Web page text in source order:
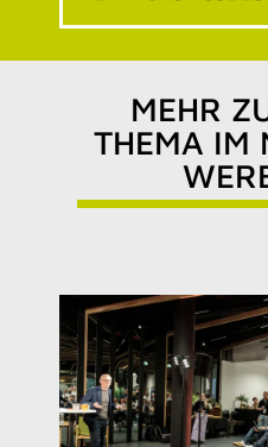
MEHR
THEMA IM